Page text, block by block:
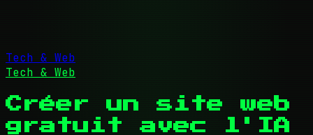
Tech & Web
Tech & Web
Créer un site web
gratuit avec l'IA